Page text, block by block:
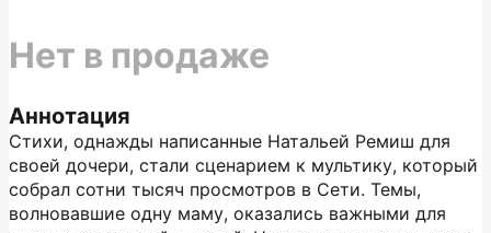
Аннотация
Стихи, однажды написанные Натальей Ремиш для
своей дочери, стали сценарием к мультику, который
собрал сотни тысяч просмотров в Сети. Темы,
волновавшие одну маму, оказались важными для
Нет в продаже